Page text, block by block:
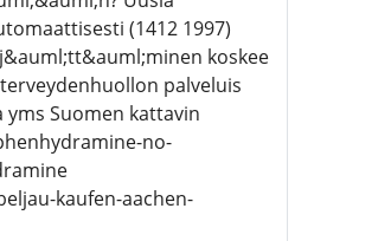
(1412 1997)
koskee
palveluis
Suomen kattavin
no-
kaufen-aachen-